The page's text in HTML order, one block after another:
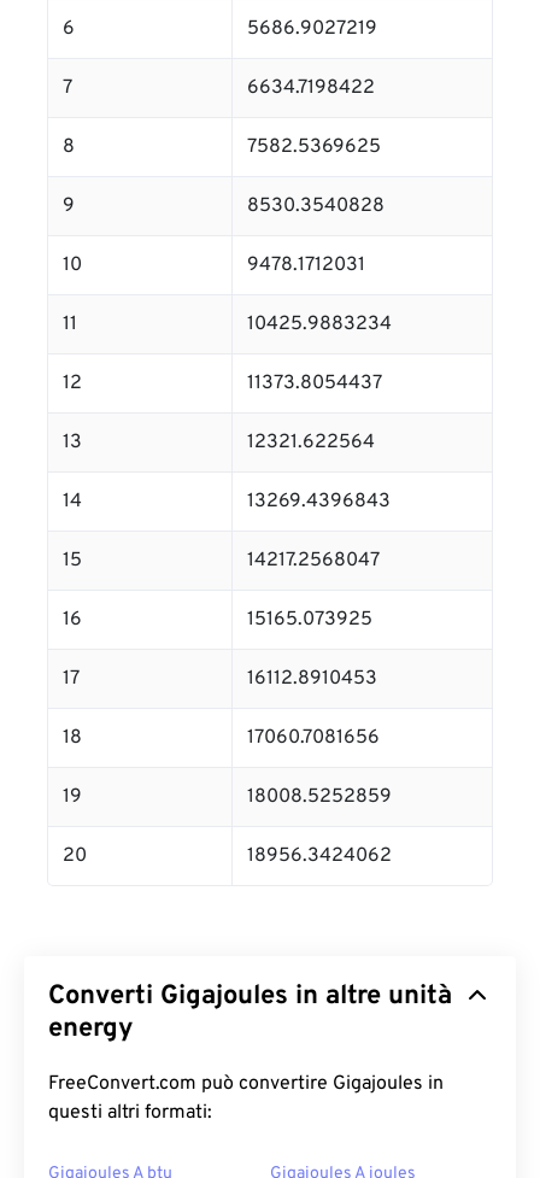
6 5686.9027219
7 6634.7198422
8 7582.5369625
9 8530.3540828
10 9478.1712031
11 10425.9883234
12 11373.8054437
13 12321.622564
14 13269.4396843
15 14217.2568047
16 15165.073925
17 16112.8910453
18 17060.7081656
19 18008.5252859
20 18956.3424062
Converti Gigajoules in altre unità
energy
FreeConvert.com può convertire Gigajoules in
questi altri formati:
Gigajoules A btu Gigajoules A joules